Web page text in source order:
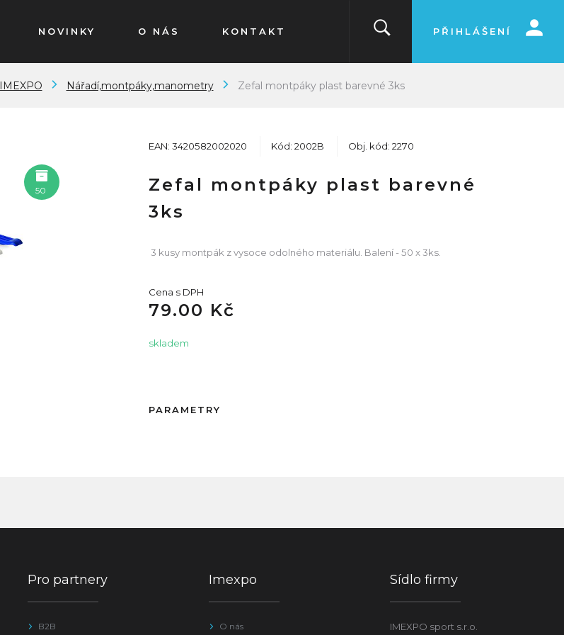
NOVINKY O NÁS KONTAKT PŘIHLÁŠENÍ
IMEXPO Nářadí,montpáky,manometry Zefal montpáky plast barevné 3ks
EAN: 3420582002020 Kód: 2002B Obj. kód: 2270
Zefal montpáky plast barevné
3ks
50
3 kusy montpák z vysoce odolného materiálu. Balení - 50 x 3ks.
Cena s DPH
79.00 Kč
skladem
PARAMETRY
Pro partnery
B2B
Imexpo
O nás
Sídlo firmy
IMEXPO sport s.r.o.